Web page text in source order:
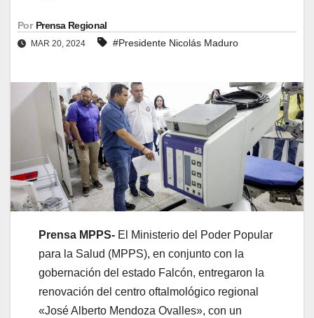
Por Prensa Regional
MAR 20, 2024 #Presidente Nicolás Maduro
Prensa MPPS- El Ministerio del Poder Popular
para la Salud (MPPS), en conjunto con la
gobernación del estado Falcón, entregaron la
renovación del centro oftalmológico regional
«José Alberto Mendoza Ovalles», con un